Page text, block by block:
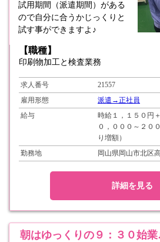
試用期間（派遣期間）がある
ので自分に合うかじっくりと
試す事ができますよ♪
【職種】
印刷物加工と検査業務
求人番号
21557
雇用形態
派遣→正社員
給与
時給１，１５０円
０，０００～２０
り増額）
勤務地
岡山県岡山市北区
詳細を見る
朝はゆっくりの９：３０始